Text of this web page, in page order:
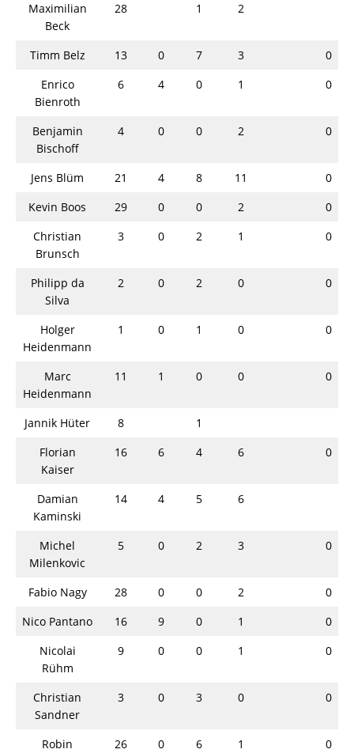
Maximilian
Beck
28 1 2
Timm Belz 13 0 7 3
0
Enrico
Bienroth
6 4 0 1 0
Benjamin
Bischoff
4 0 0 2 0
Jens Blüm 21 4 8 11
0
Kevin Boos
29 0 0 2
0
Christian
Brunsch
3 0 2 1 0
Philipp da
Silva
2 0 2 0 0
Holger
Heidenmann
1 0 1 0 0
Marc
Heidenmann
11 1 0 0 0
Jannik Hüter 8
1
Florian
Kaiser
16 6 4 6 0
Damian
Kaminski
14 4 5 6
Michel
Milenkovic
5 0 2 3 0
Fabio Nagy 28 0 0 2
0
Nico Pantano
16 9 0 1
0
Nicolai
Rühm
9 0 0 1 0
Christian
Sandner
3 0 3 0 0
Robin
26 0 6 1 0